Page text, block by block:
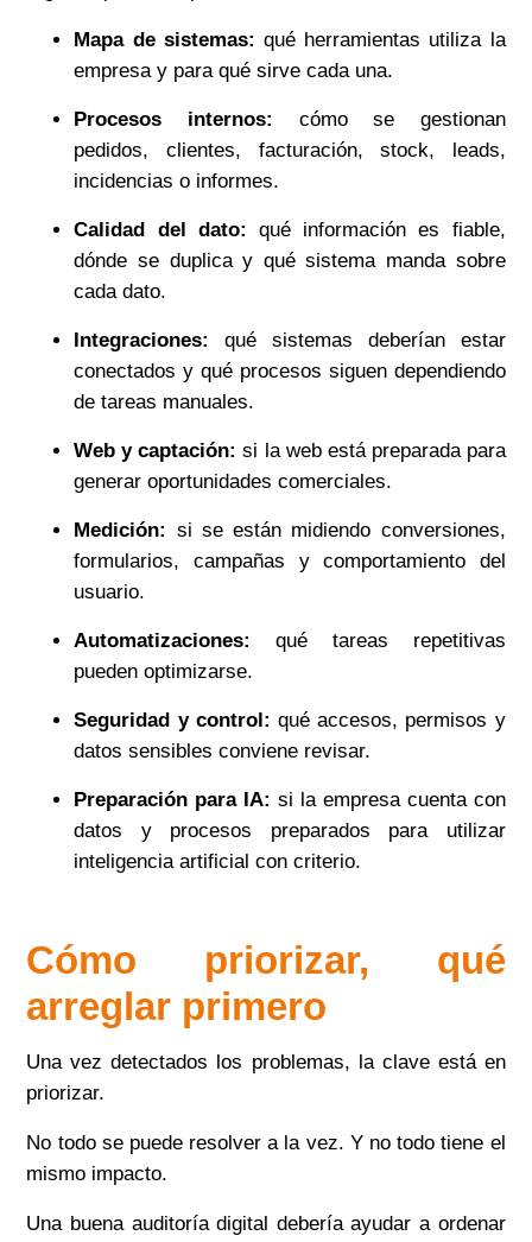
Mapa de sistemas: qué herramientas utiliza la
empresa y para qué sirve cada una.
Procesos internos:
cómo se gestionan
pedidos, clientes, facturación, stock, leads,
incidencias o informes.
Calidad del dato: qué información es fiable,
dónde se duplica y qué sistema manda sobre
cada dato.
Integraciones:
qué sistemas deberían estar
conectados y qué procesos siguen dependiendo
de tareas manuales.
Web y captación: si la web está preparada para
generar oportunidades comerciales.
Medición: si se están midiendo conversiones,
formularios, campañas y comportamiento del
usuario.
Automatizaciones:
qué tareas repetitivas
pueden optimizarse.
Seguridad y control: qué accesos, permisos y
datos sensibles conviene revisar.
Preparación para IA: si la empresa cuenta con
datos y procesos preparados para utilizar
inteligencia artificial con criterio.
Cómo priorizar, qué
arreglar primero
Una vez detectados los problemas, la clave está en
priorizar.
No todo se puede resolver a la vez. Y no todo tiene el
mismo impacto.
Una buena auditoría digital debería ayudar a ordenar